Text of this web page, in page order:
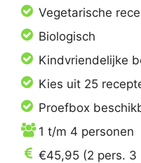
Vegetarische
Biologisch
Kindvriendelijke
Kies uit 25
Proefbox
1 t/m 4 personen
€45,95 (2 pers. 3